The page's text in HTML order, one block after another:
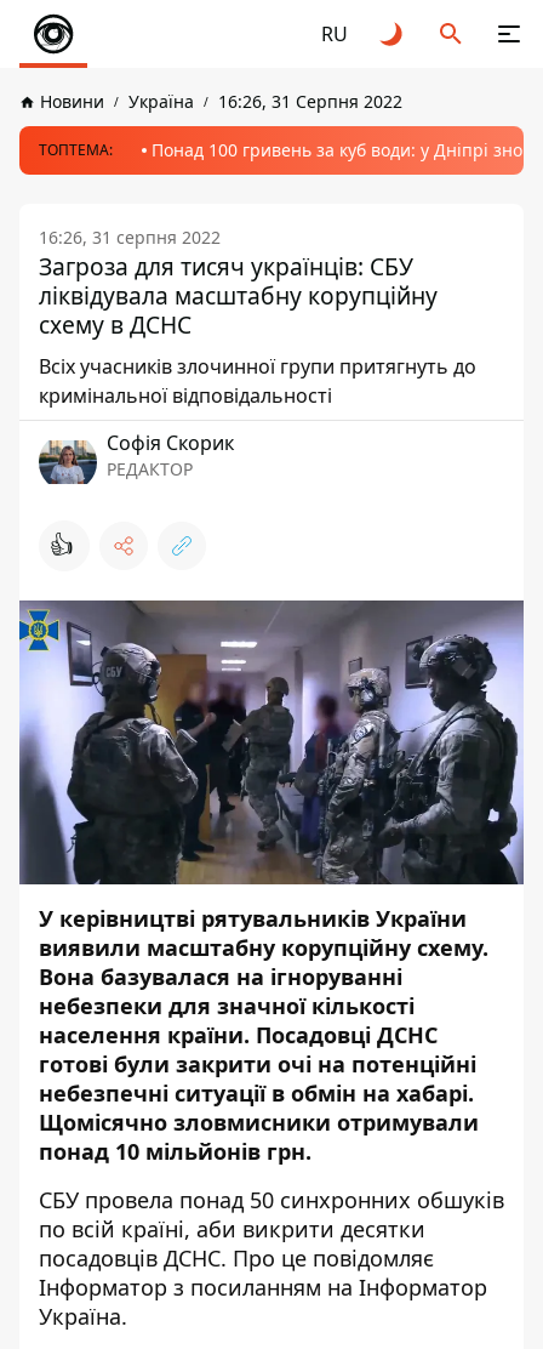
RU
Новини Україна 16:26, 31 Серпня 2022
ТОПТЕМА: Понад 100 гривень за куб води: у Дніпрі
16:26, 31 серпня 2022
Загроза для тисяч українців: СБУ
ліквідувала масштабну корупційну
схему в ДСНС
Всіх учасників злочинної групи притягнуть до
кримінальної відповідальності
Софія Скорик
РЕДАКТОР
👍
У керівництві рятувальників України
виявили масштабну корупційну схему.
Вона базувалася на ігноруванні
небезпеки для значної кількості
населення країни. Посадовці ДСНС
готові були закрити очі на потенційні
небезпечні ситуації в обмін на хабарі.
Щомісячно зловмисники отримували
понад 10 мільйонів грн.
СБУ провела понад 50 синхронних обшуків
по всій країні, аби викрити десятки
посадовців ДСНС. Про це повідомляє
Інформатор з посиланням на Інформатор
Україна.